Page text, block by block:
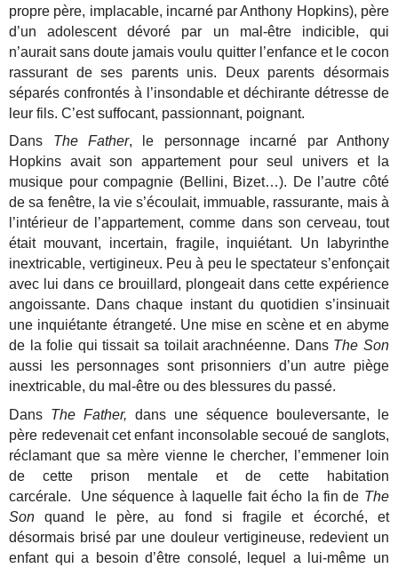
propre père, implacable, incarné par Anthony Hopkins), père
d’un adolescent dévoré par un mal-être indicible, qui
n’aurait sans doute jamais voulu quitter l’enfance et le cocon
rassurant de ses parents unis. Deux parents désormais
séparés confrontés à l’insondable et déchirante détresse de
leur fils. C’est suffocant, passionnant, poignant.
Dans The Father, le personnage incarné par Anthony
Hopkins avait son appartement pour seul univers et la
musique pour compagnie (Bellini, Bizet…). De l’autre côté
de sa fenêtre, la vie s’écoulait, immuable, rassurante, mais à
l’intérieur de l’appartement, comme dans son cerveau, tout
était mouvant, incertain, fragile, inquiétant. Un labyrinthe
inextricable, vertigineux. Peu à peu le spectateur s’enfonçait
avec lui dans ce brouillard, plongeait dans cette expérience
angoissante. Dans chaque instant du quotidien s’insinuait
une inquiétante étrangeté. Une mise en scène et en abyme
de la folie qui tissait sa toilait arachnéenne. Dans The Son
aussi les personnages sont prisonniers d’un autre piège
inextricable, du mal-être ou des blessures du passé.
Dans The Father, dans une séquence bouleversante, le
père redevenait cet enfant inconsolable secoué de sanglots,
réclamant que sa mère vienne le chercher, l’emmener loin
de cette prison mentale et de cette habitation
carcérale. Une séquence à laquelle fait écho la fin de The
Son quand le père, au fond si fragile et écorché, et
désormais brisé par une douleur vertigineuse, redevient un
enfant qui a besoin d’être consolé, lequel a lui-même un